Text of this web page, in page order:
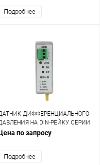
Подробнее
ДИФФЕРЕНЦИАЛЬНОГО
НА DIN-РЕЙКУ СЕРИИ
по запросу
Подробнее